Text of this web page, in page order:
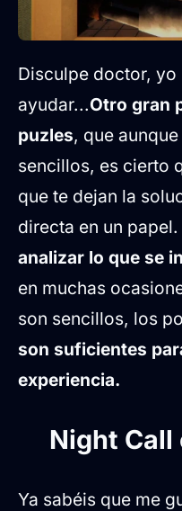
Disculpe doctor, yo
ayudar...Otro gran
puzles, que
sencillos, es cierto
que te dejan la
directa en un papel.
analizar lo que se
en muchas
son sencillos, los
son suficientes
experiencia.
Night Call
Ya sabéis que me